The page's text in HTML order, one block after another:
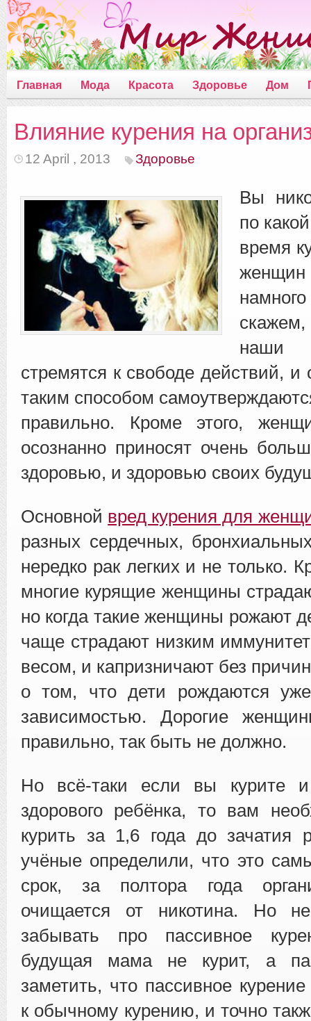
Главная Мода Красота Здоровье Дом
Влияние курения на
12 April , 2013 Здоровье
Вы
по
время
скажем,
наши
стремятся к свободе действий, и
таким способом
правильно. Кроме этого,
осознанно приносят очень
здоровью, и здоровью своих
Основной вред курения для
разных сердечных,
нередко рак легких и не только.
многие курящие женщины
но когда такие женщины рожают
чаще страдают низким
весом, и капризничают без
о том, что дети рождаются
зависимостью. Дорогие
правильно, так быть не должно.
Но всё-таки если вы курите и
здорового ребёнка, то вам
курить за 1,6 года до зачатия
учёные определили, что это
срок, за полтора года
очищается от никотина. Но
забывать про пассивное
будущая мама не курит, а
заметить, что пассивное
к обычному курению, и точно